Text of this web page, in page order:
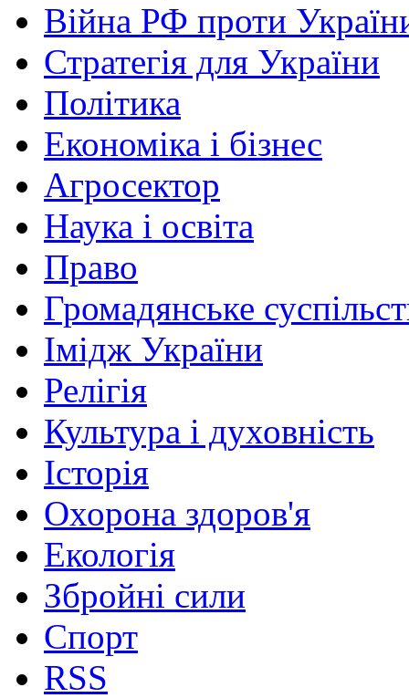
Війна РФ проти
Стратегія для України
Політика
Економіка і бізнес
Агросектор
Наука і освіта
Право
Громадянське
Імідж України
Релігія
Культура і духовність
Історія
Охорона здоров'я
Екологія
Збройні сили
Спорт
RSS